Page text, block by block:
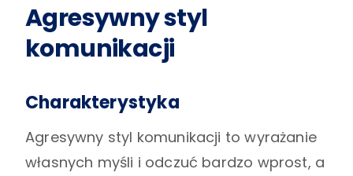
Agresywny styl
komunikacji
Charakterystyka
Agresywny styl komunikacji to wyrażanie
własnych myśli i odczuć bardzo wprost, a